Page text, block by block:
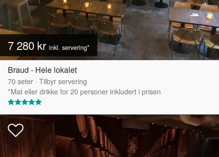
7 280 kr inkl. servering*
Braud - Hele lokalet
70seter · Tilbyr servering
*Mat eller drikke for 20 personer inkludert i prisen